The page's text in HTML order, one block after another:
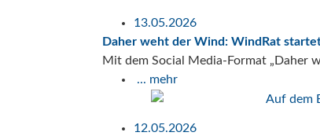
13.05.2026
Daher weht der Wind: WindRat
Mit dem Social Media-Format „Daher
... mehr
12.05.2026